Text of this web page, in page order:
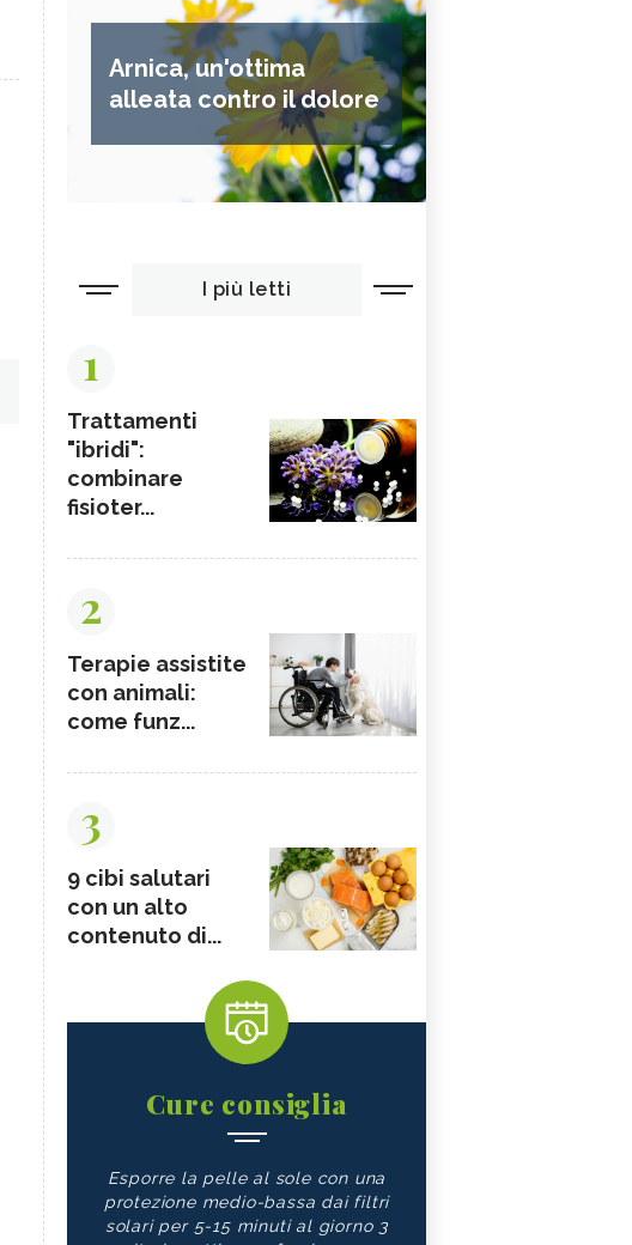
Arnica, un'ottima
alleata contro il dolore
I più letti
1
Trattamenti
"ibridi":
combinare
fisioter...
2
Terapie assistite
con animali:
come funz...
3
9 cibi salutari
con un alto
contenuto di...
Cure consiglia
Esporre la pelle al sole con una
protezione medio-bassa dai filtri
solari per 5-15 minuti al giorno 3